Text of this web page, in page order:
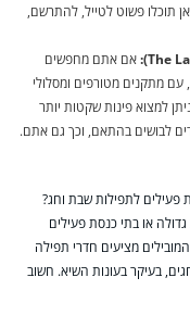
תוכלו פשוט לטייל, להתרשם,
אם אתם מחפשים
עם מתקנים מטורפים ומסלולי
למצוא פינות שקטות יותר
לבושים בהתאם, וכך גם אתם.
לתפילות שבת וחג?
או בתי כנסת פעילים
מציעים חדרי תפילה
בעיקר בעונות השיא. חשוב